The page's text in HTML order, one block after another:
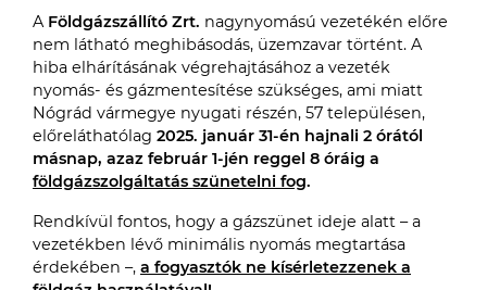
A Földgázszállító Zrt. nagynyomású vezetékén előre
nem látható meghibásodás, üzemzavar történt. A
hiba elhárításának végrehajtásához a vezeték
nyomás- és gázmentesítése szükséges, ami miatt
Nógrád vármegye nyugati részén, 57 településen,
előreláthatólag 2025. január 31-én hajnali 2 órától
másnap, azaz február 1-jén reggel 8 óráig a
földgázszolgáltatás szünetelni fog.
Rendkívül fontos, hogy a gázszünet ideje alatt – a
vezetékben lévő minimális nyomás megtartása
érdekében –, a fogyasztók ne kísérletezzenek a